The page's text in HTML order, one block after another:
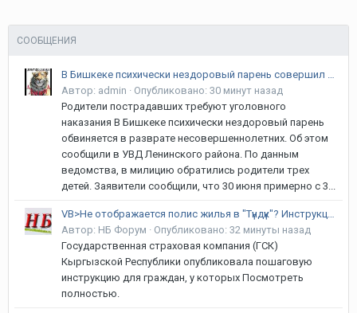
СООБЩЕНИЯ
В Бишкеке психически нездоровый парень совершил разврат в отношении детей
Автор: admin · Опубликовано: 30 минут назад
Родители пострадавших требуют уголовного
наказания В Бишкеке психически нездоровый парень
обвиняется в разврате несовершеннолетних. Об этом
сообщили в УВД Ленинского района. По данным
ведомства, в милицию обратились родители трех
детей. Заявители сообщили, что 30 июня примерно с 3...
VB>Не отображается полис жилья в "Түндүк"? Инструкция от ГСК
Автор: НБ Форум · Опубликовано: 32 минуты назад
Государственная страховая компания (ГСК)
Кыргызской Республики опубликовала пошаговую
инструкцию для граждан, у которых Посмотреть
полностью.